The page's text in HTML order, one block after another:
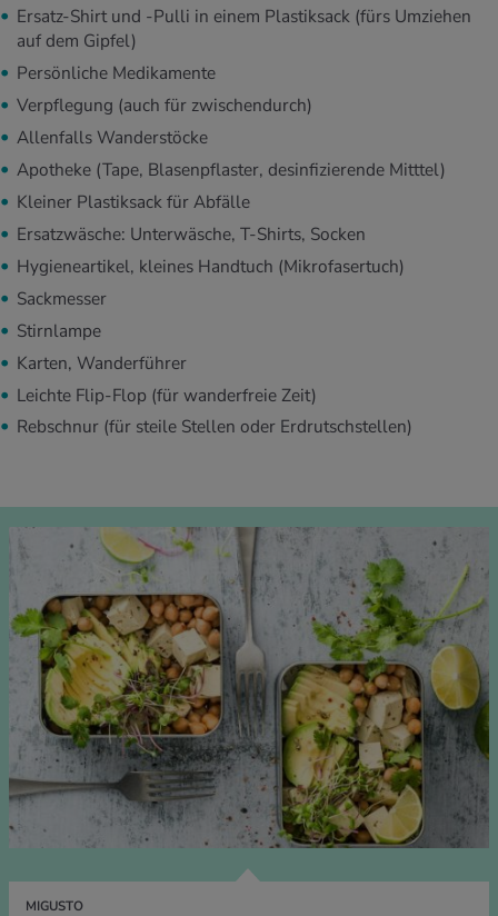
Ersatz-Shirt und -Pulli in einem Plastiksack (fürs Umziehen
auf dem Gipfel)
Persönliche Medikamente
Verpflegung (auch für zwischendurch)
Allenfalls Wanderstöcke
Apotheke (Tape, Blasenpflaster, desinfizierende Mitttel)
Kleiner Plastiksack für Abfälle
Ersatzwäsche: Unterwäsche, T-Shirts, Socken
Hygieneartikel, kleines Handtuch (Mikrofasertuch)
Sackmesser
Stirnlampe
Karten, Wanderführer
Leichte Flip-Flop (für wanderfreie Zeit)
Rebschnur (für steile Stellen oder Erdrutschstellen)
MIGUSTO